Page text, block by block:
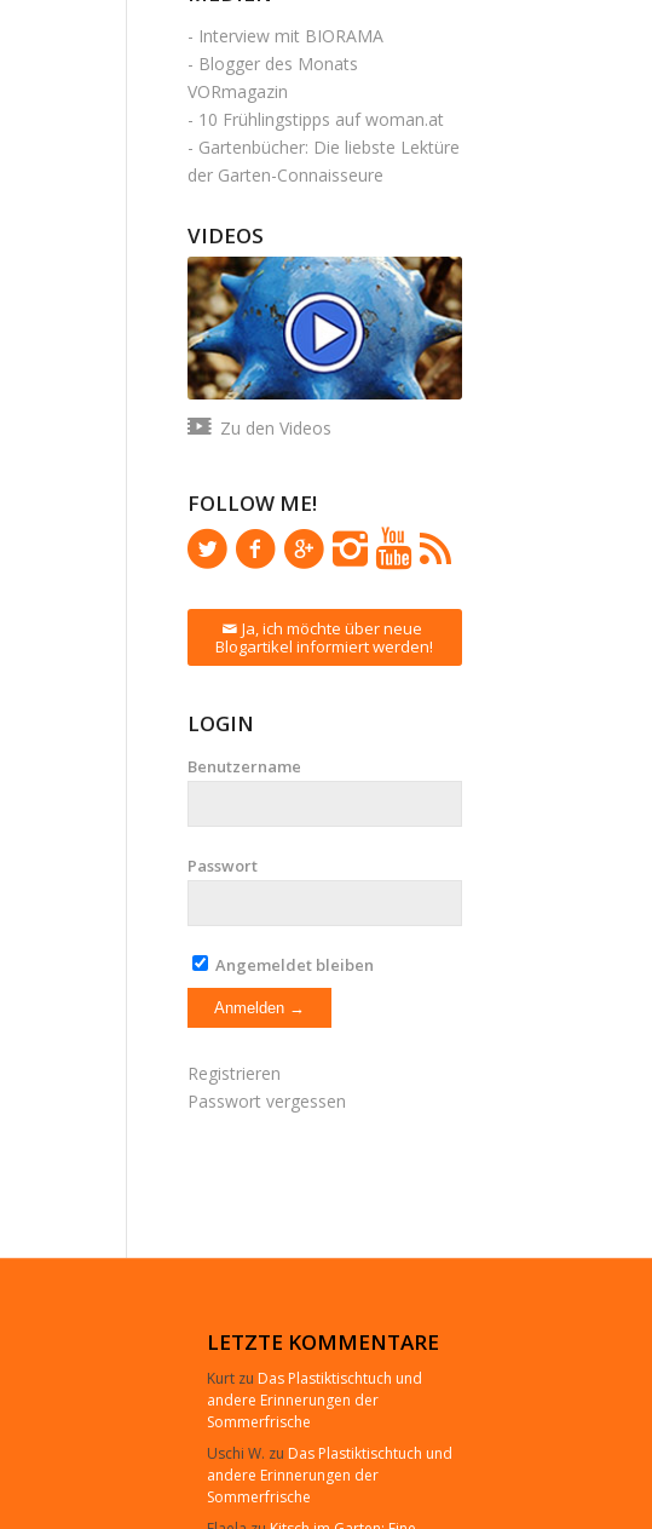
- Interview mit BIORAMA
- Blogger des Monats
VORmagazin
- 10 Frühlingstipps auf woman.at
- Gartenbücher: Die liebste Lektüre
der Garten-Connaisseure
VIDEOS
Zu den Videos
FOLLOW ME!
Ja, ich möchte über neue
Blogartikel informiert werden!
LOGIN
Benutzername
Passwort
Angemeldet bleiben
Registrieren
Passwort vergessen
LETZTE KOMMENTARE
Kurtzu Das Plastiktischtuch und
andere Erinnerungen der
Sommerfrische
Uschi W. zu Das Plastiktischtuch und
andere Erinnerungen der
Sommerfrische